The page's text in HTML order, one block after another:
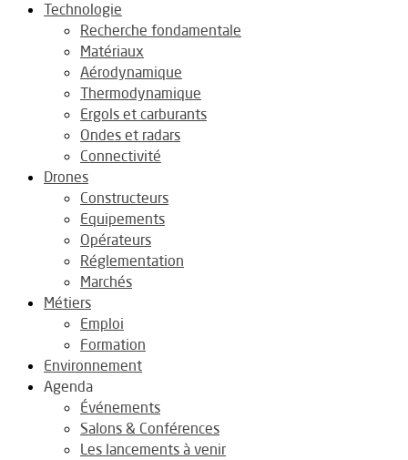
Technologie
Recherche fondamentale
Matériaux
Aérodynamique
Thermodynamique
Ergols et carburants
Ondes et radars
Connectivité
Drones
Constructeurs
Equipements
Opérateurs
Réglementation
Marchés
Métiers
Emploi
Formation
Environnement
Agenda
Événements
Salons & Conférences
Les lancements à venir